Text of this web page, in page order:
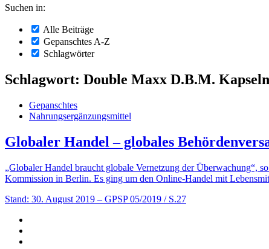
Suchen in:
Alle Beiträge
Gepanschtes A-Z
Schlagwörter
Schlagwort: Double Maxx D.B.M. Kapseln
Gepanschtes
Nahrungsergänzungsmittel
Globaler Handel – globales
„Globaler Handel braucht globale Vernetzung der Überwachung“,
Kommission in Berlin. Es ging um den Online-Handel mit
Stand: 30. August 2019 – GPSP 05/2019 / S.27